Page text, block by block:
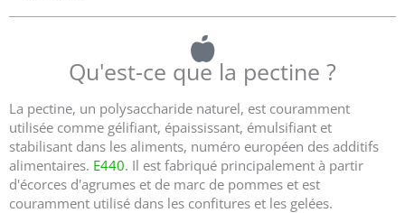
f
5
Qu'est-ce que la pectine ?
La pectine, un polysaccharide naturel, est couramment
utilisée comme gélifiant, épaississant, émulsifiant et
stabilisant dans les aliments, numéro européen des additifs
alimentaires. E440. Il est fabriqué principalement à partir
d'écorces d'agrumes et de marc de pommes et est
couramment utilisé dans les confitures et les gelées.